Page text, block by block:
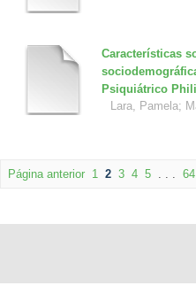
Características
Psiquiátrico
Lara, Pamela;
Página anterior 1 2 3 4 5 . . . 64